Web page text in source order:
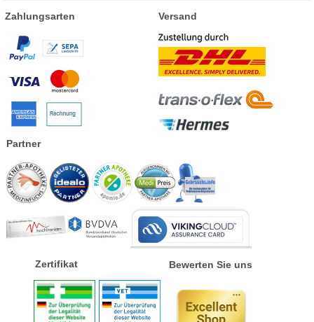
Zahlungsarten Versand
Partner
Zertifikat Bewerten Sie uns